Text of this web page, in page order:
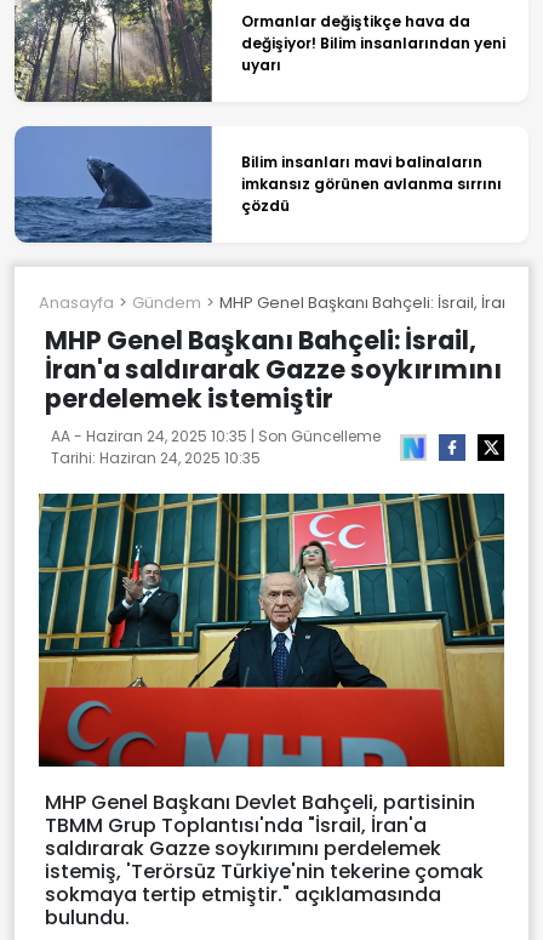
Ormanlar değiştikçe hava da
değişiyor! Bilim insanlarından yeni
uyarı
Bilim insanları mavi balinaların
imkansız görünen avlanma sırrını
çözdü
Anasayfa Gündem MHP Genel Başkanı Bahçeli: İsrail, İran'a
MHP Genel Başkanı Bahçeli: İsrail,
İran'a saldırarak Gazze soykırımını
perdelemek istemiştir
AA - Haziran 24, 2025 10:35 | Son Güncelleme
Tarihi: Haziran 24, 2025 10:35
MHP Genel Başkanı Devlet Bahçeli, partisinin
TBMM Grup Toplantısı'nda "İsrail, İran'a
saldırarak Gazze soykırımını perdelemek
istemiş, 'Terörsüz Türkiye'nin tekerine çomak
sokmaya tertip etmiştir." açıklamasında
bulundu.